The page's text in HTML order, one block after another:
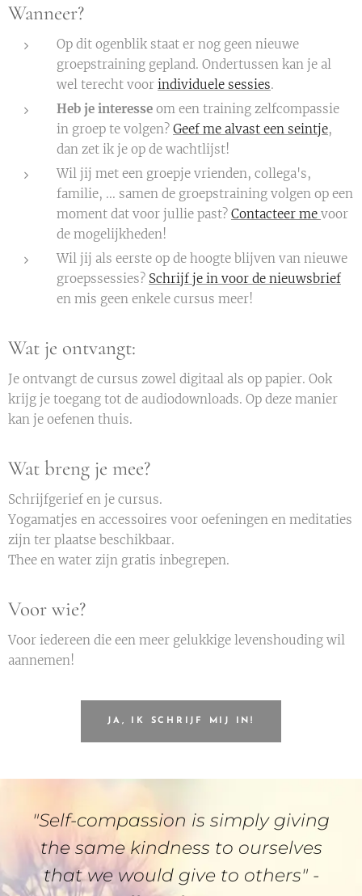
Wanneer?
Op dit ogenblik staat er nog geen nieuwe
groepstraining gepland. Ondertussen kan je al
wel terecht voor individuele sessies.
Heb je interesse om een training zelfcompassie
in groep te volgen? Geef me alvast een seintje,
dan zet ik je op de wachtlijst!
Wil jij met een groepje vrienden, collega's,
familie, ... samen de groepstraining volgen op een
moment dat voor jullie past? Contacteer me voor
de mogelijkheden!
Wil jij als eerste op de hoogte blijven van nieuwe
groepssessies? Schrijf je in voor de nieuwsbrief
en mis geen enkele cursus meer!
Wat je ontvangt:
Je ontvangt de cursus zowel digitaal als op papier. Ook
krijg je toegang tot de audiodownloads. Op deze manier
kan je oefenen thuis.
Wat breng je mee?
Schrijfgerief en je cursus.
Yogamatjes en accessoires voor oefeningen en meditaties
zijn ter plaatse beschikbaar.
Thee en water zijn gratis inbegrepen.
Voor wie?
Voor iedereen die een meer gelukkige levenshouding wil
aannemen!
JA, IK SCHRIJF MIJ IN!
"Self-compassion is simply giving
the same kindness to ourselves
that we would give to others" -